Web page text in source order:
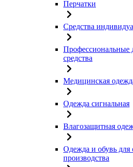
Перчатки
Средства
Профессиональные
средства
Медицинская
Одежда сигнальная
Влагозащитная
Одежда и обувь для
производства